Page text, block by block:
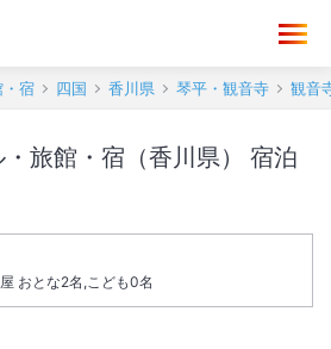
・宿 四国 香川県 琴平・観音寺 観音
館・宿（香川県） 宿泊
おとな2名,こども0名